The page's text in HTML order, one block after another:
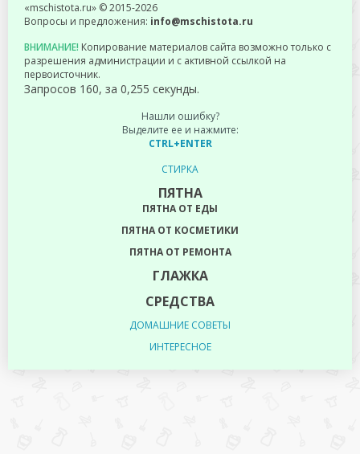
«mschistota.ru» © 2015-2026
Вопросы и предложения: info@mschistota.ru
ВНИМАНИЕ! Копирование материалов сайта возможно только с
разрешения администрации и с активной ссылкой на
первоисточник.
Запросов 160, за 0,255 секунды.
Нашли ошибку?
Выделите ее и нажмите:
CTRL+ENTER
СТИРКА
ПЯТНА
ПЯТНА ОТ ЕДЫ
ПЯТНА ОТ КОСМЕТИКИ
ПЯТНА ОТ РЕМОНТА
ГЛАЖКА
СРЕДСТВА
ДОМАШНИЕ СОВЕТЫ
ИНТЕРЕСНОЕ